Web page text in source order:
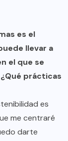
es el
llevar a
el que se
prácticas
es
me centraré
darte